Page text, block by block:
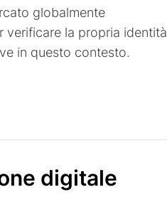
globalmente
verificare la propria identità
in questo contesto.
digitale